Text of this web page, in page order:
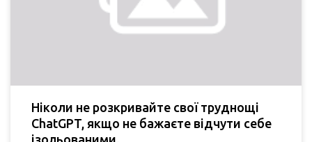
Ніколи не розкривайте свої труднощі
ChatGPT, якщо не бажаєте відчути себе
ізольованими.